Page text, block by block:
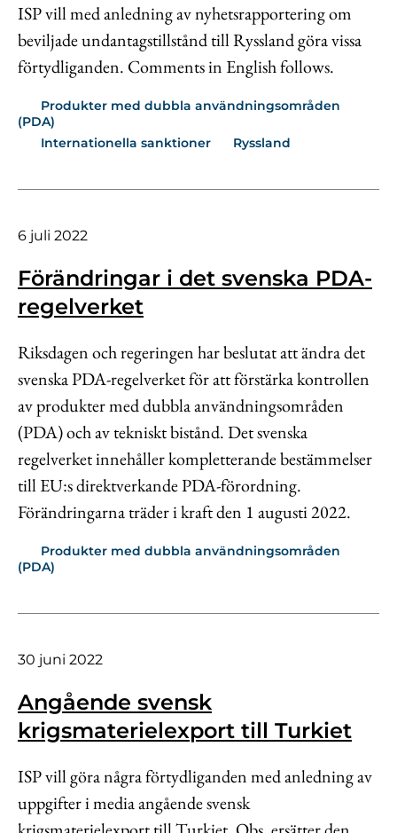
ISP vill med anledning av nyhetsrapportering om
beviljade undantagstillstånd till Ryssland göra vissa
förtydliganden. Comments in English follows.
Produkter med dubbla användningsområden
(PDA)
Internationella sanktioner
Ryssland
6 juli 2022
Förändringar i det svenska PDA-
regelverket
Riksdagen och regeringen har beslutat att ändra det
svenska PDA-regelverket för att förstärka kontrollen
av produkter med dubbla användningsområden
(PDA) och av tekniskt bistånd. Det svenska
regelverket innehåller kompletterande bestämmelser
till EU:s direktverkande PDA-förordning.
Förändringarna träder i kraft den 1 augusti 2022.
Produkter med dubbla användningsområden
(PDA)
30 juni 2022
Angående svensk
krigsmaterielexport till Turkiet
ISP vill göra några förtydliganden med anledning av
uppgifter i media angående svensk